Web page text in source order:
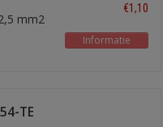
mm2
€1,10
Informatie
TE